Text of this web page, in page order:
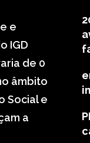
e
IGD
de 0
âmbito
Social e
a